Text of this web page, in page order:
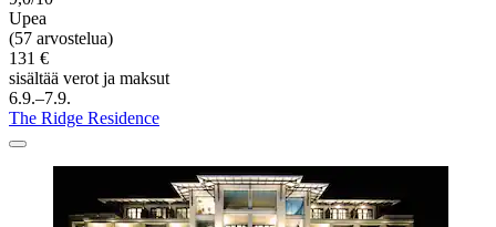
Upea
(57 arvostelua)
131 €
sisältää verot ja maksut
6.9.–7.9.
The Ridge Residence